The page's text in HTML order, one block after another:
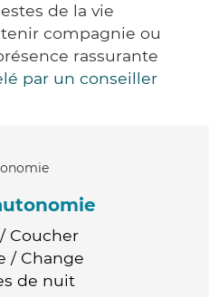
de la vie
compagnie ou
rassurante
par un conseiller
Coucher
/ Change
de nuit